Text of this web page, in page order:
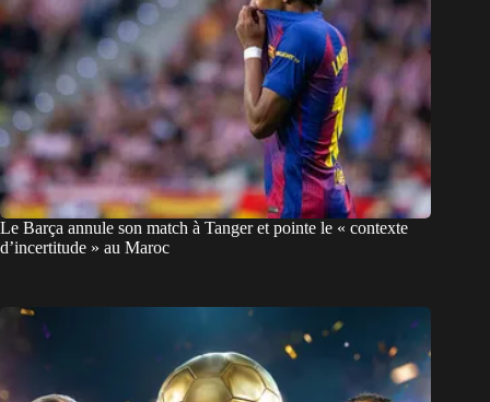
Le Barça annule son match à Tanger et pointe le « contexte
d’incertitude » au Maroc